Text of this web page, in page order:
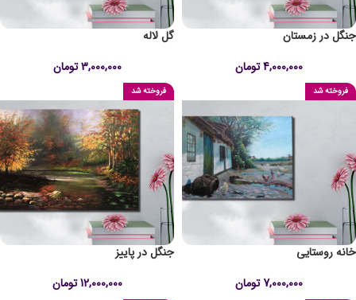
جنگل در زمستان
4,000,000تومان
گل لاله
3,000,000 تومان
فروخته شد
خانه روستایی
7,000,000 تومان
فروخته شد
جنگل در پاییز
12,000,000 تومان